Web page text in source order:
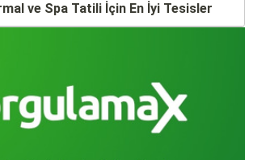
ve Spa Tatili İçin En İyi Tesisler